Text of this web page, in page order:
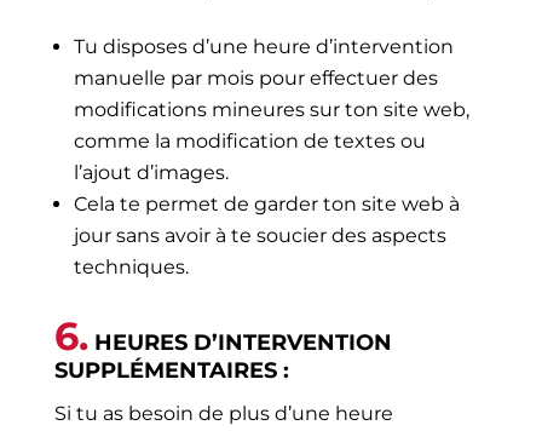
Tu disposes d’une heure d’intervention
manuelle par mois pour effectuer des
modifications mineures sur ton site web,
comme la modification de textes ou
l’ajout d’images.
Cela te permet de garder ton site web à
jour sans avoir à te soucier des aspects
techniques.
6. HEURES D’INTERVENTION
SUPPLÉMENTAIRES :
Si tu as besoin de plus d’une heure